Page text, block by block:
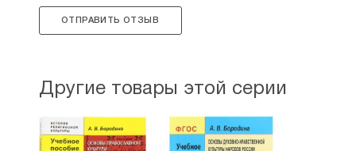
ОТПРАВИТЬ ОТЗЫВ
Другие товары этой серии